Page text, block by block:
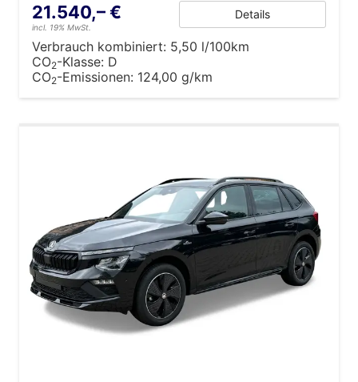
21.540,– €
incl. 19% MwSt.
Details
Verbrauch kombiniert: 5,50 l/100km
CO2-Klasse: D
CO2-Emissionen: 124,00 g/km